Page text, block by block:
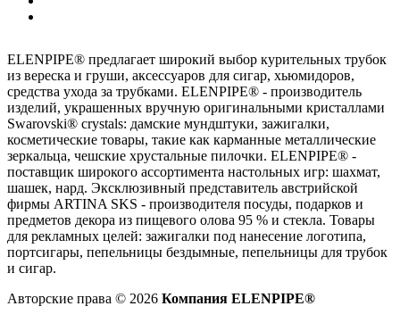
ELENPIPE® предлагает широкий выбор курительных трубок
из вереска и груши, аксессуаров для сигар, хьюмидоров,
средства ухода за трубками. ELENPIPE® - производитель
изделий, украшенных вручную оригинальными кристаллами
Swarovski® crystals: дамские мундштуки, зажигалки,
косметические товары, такие как карманные металлические
зеркальца, чешские хрустальные пилочки. ELENPIPE® -
поставщик широкого ассортимента настольных игр: шахмат,
шашек, нард. Эксклюзивный представитель австрийской
фирмы ARTINA SKS - производителя посуды, подарков и
предметов декора из пищевого олова 95 % и стекла. Товары
для рекламных целей: зажигалки под нанесение логотипа,
портсигары, пепельницы бездымные, пепельницы для трубок
и сигар.
Авторские права © 2026 Компания ELENPIPE®